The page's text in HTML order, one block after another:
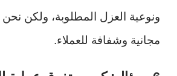
ونوعية العزل المطلوبة، ولكن
مجانية وشفافة للعملاء.